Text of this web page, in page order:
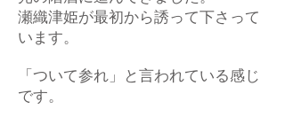
瀬織津姫が最初から誘って下さって
います。
「ついて参れ」と言われている感じ
です。